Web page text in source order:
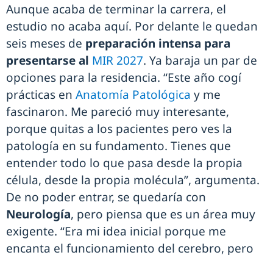
Aunque acaba de terminar la carrera, el
estudio no acaba aquí. Por delante le quedan
seis meses de preparación intensa para
presentarse al MIR 2027. Ya baraja un par de
opciones para la residencia. “Este año cogí
prácticas en Anatomía Patológica y me
fascinaron. Me pareció muy interesante,
porque quitas a los pacientes pero ves la
patología en su fundamento. Tienes que
entender todo lo que pasa desde la propia
célula, desde la propia molécula”, argumenta.
De no poder entrar, se quedaría con
Neurología, pero piensa que es un área muy
exigente. “Era mi idea inicial porque me
encanta el funcionamiento del cerebro, pero